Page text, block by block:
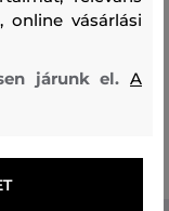
POLIAMID
online vásárlási
járunk el.A